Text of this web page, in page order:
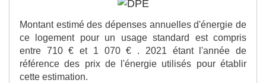
Montant estimé des dépenses annuelles d'énergie de
ce logement pour un usage standard est compris
entre 710 € et 1 070 € . 2021 étant l'année de
référence des prix de l'énergie utilisés pour établir
cette estimation.